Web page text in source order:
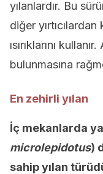
yılanlardır. Bu
diğer
ısırıklarını
bulunmasına
En zehirli yılan
İç mekanlarda
microlepidotus)
sahip yılan